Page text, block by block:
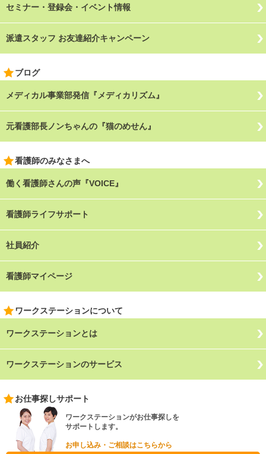
セミナー・登録会・イベント情報
派遣スタッフ お友達紹介キャンペーン
ブログ
メディカル事業部発信『メディカリズム』
元看護部長ノンちゃんの『猫のめせん』
看護師のみなさまへ
働く看護師さんの声『VOICE』
看護師ライフサポート
社員紹介
看護師マイページ
ワークステーションについて
ワークステーションとは
ワークステーションのサービス
お仕事探しサポート
ワークステーションがお仕事探しを
サポートします。
お申し込み・ご相談はこちらから